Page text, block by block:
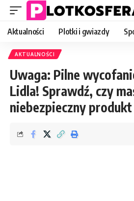
Aktualności Plotki i gwiazdy
AKTUALNOŚCI
Uwaga: Pilne
Lidla! Sprawdź, czy
niebezpieczny produkt